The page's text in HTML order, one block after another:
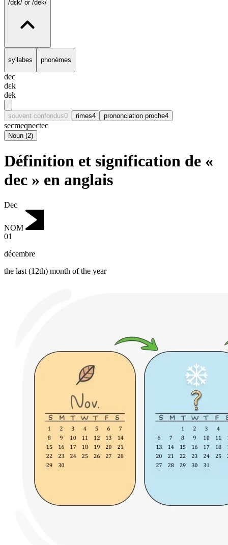
/dɛk/ or /dek/
syllabes phonèmes
dec
dɛk
dek
souvent confondus0 rimes4 prononciation proche4
secmeqnectec
Noun (2)
Définition et signification de «
dec » en anglais
Dec
NOM
01
décembre
the last (12th) month of the year